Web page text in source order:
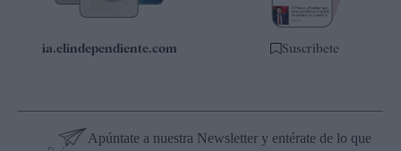
ia.elindependiente.com Suscríbete
Apúntate a nuestra Newsletter y entérate de lo que